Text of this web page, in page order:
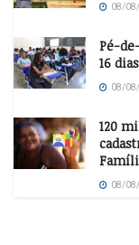
08/
Pé-
16 dias
08/
120
08/